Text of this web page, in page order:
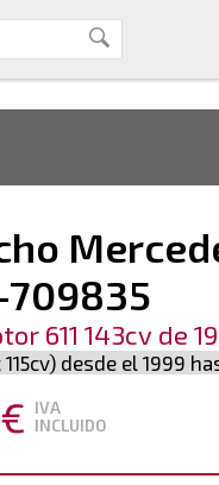
709835
611 143cv de
115cv) desde el 1999
€ IVA
INCLUIDO